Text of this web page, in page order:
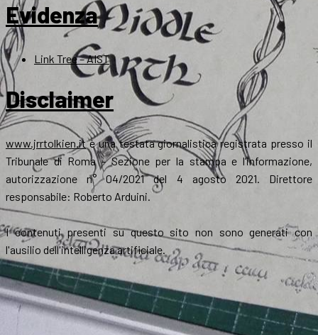
Evidenza
Link Tree – AIST
Disclaimer
www.jrrtolkien.itè una testata giornalistica registrata presso il
Tribunale di Roma - Sezione per la stampa e l’informazione,
autorizzazione n° 04/2021 del 4 agosto 2021. Direttore
responsabile: Roberto Arduini.
I contenuti presenti su questo sito non sono generati con
l'ausilio dell'intelligenza artificiale.